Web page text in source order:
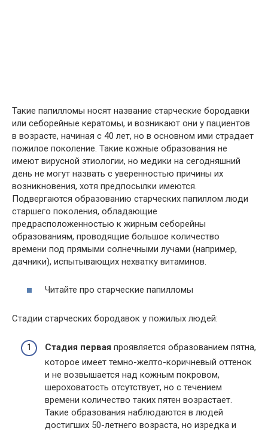
Такие папилломы носят название старческие бородавки
или себорейные кератомы, и возникают они у пациентов
в возрасте, начиная с 40 лет, но в основном ими страдает
пожилое поколение. Такие кожные образования не
имеют вирусной этиологии, но медики на сегодняшний
день не могут назвать с уверенностью причины их
возникновения, хотя предпосылки имеются.
Подвергаются образованию старческих папиллом люди
старшего поколения, обладающие
предрасположенностью к жирным себорейны
образованиям, проводящие большое количество
времени под прямыми солнечными лучами (например,
дачники), испытывающих нехватку витаминов.
Читайте про старческие папилломы
Стадии старческих бородавок у пожилых людей:
Стадия первая проявляется образованием пятна,
которое имеет темно-желто-коричневый оттенок
и не возвышается над кожным покровом,
шероховатость отсутствует, но с течением
времени количество таких пятен возрастает.
Такие образования наблюдаются в людей
достигших 50-летнего возраста, но изредка и